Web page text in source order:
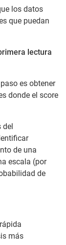
los datos
que puedan
lectura
es obtener
donde el score
de una
escala (por
de
más